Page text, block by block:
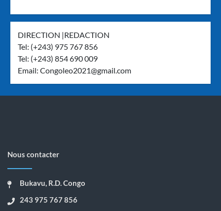
DIRECTION |REDACTION
Tel: (+243) 975 767 856
Tel: (+243) 854 690 009
Email:Congoleo2021@gmail.com
Nous contacter
Bukavu, R.D. Congo
243 975 767 856